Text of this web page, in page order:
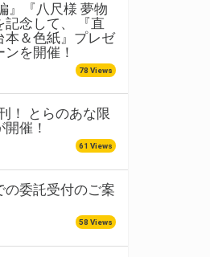
』『八尺様 夢物
記念して、 『直
本＆色紙』プレゼ
を開催！
78 Views
！ とらのあな限
催！
61 Views
の委託受付のご案
58 Views